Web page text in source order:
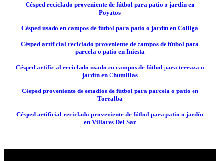
Césped reciclado proveniente de fútbol para patio o jardín en
Poyatos
Césped usado en campos de fútbol para patio o jardín en Colliga
Césped artificial reciclado proveniente de campos de fútbol para
parcela o patio en Iniesta
Césped artificial reciclado usado en campos de fútbol para terraza o
jardín en Chumillas
Césped proveniente de estadios de fútbol para parcela o patio en
Torralba
Césped artificial reciclado proveniente de fútbol para patio o jardín
en Villares Del Saz